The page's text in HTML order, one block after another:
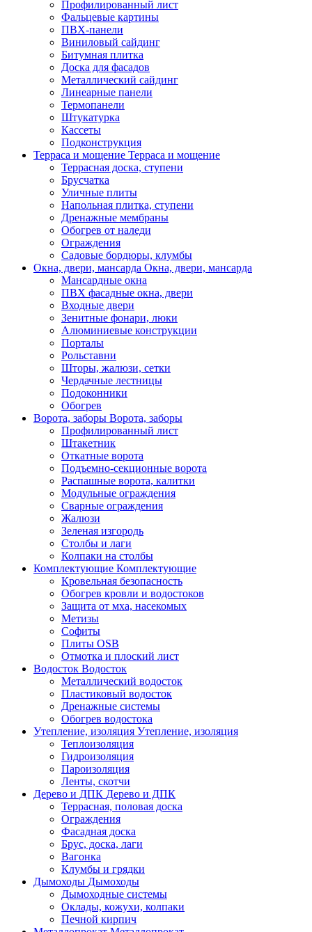
Профилированный лист
Фальцевые картины
ПВХ-панели
Виниловый сайдинг
Битумная плитка
Доска для фасадов
Металлический сайдинг
Линеарные панели
Термопанели
Штукатурка
Кассеты
Подконструкция
Терраса и мощение Терраса и мощение
Террасная доска, ступени
Брусчатка
Уличные плиты
Напольная плитка, ступени
Дренажные мембраны
Обогрев от наледи
Ограждения
Садовые бордюры, клумбы
Окна, двери, мансарда Окна, двери, мансарда
Мансардные окна
ПВХ фасадные окна, двери
Входные двери
Зенитные фонари, люки
Алюминиевые конструкции
Порталы
Рольставни
Шторы, жалюзи, сетки
Чердачные лестницы
Подоконники
Обогрев
Ворота, заборы Ворота, заборы
Профилированный лист
Штакетник
Откатные ворота
Подъемно-секционные ворота
Распашные ворота, калитки
Модульные ограждения
Сварные ограждения
Жалюзи
Зеленая изгородь
Столбы и лаги
Колпаки на столбы
Комплектующие Комплектующие
Кровельная безопасность
Обогрев кровли и водостоков
Защита от мха, насекомых
Метизы
Софиты
Плиты OSB
Отмотка и плоский лист
Водосток Водосток
Металлический водосток
Пластиковый водосток
Дренажные системы
Обогрев водостока
Утепление, изоляция Утепление, изоляция
Теплоизоляция
Гидроизоляция
Пароизоляция
Ленты, скотчи
Дерево и ДПК Дерево и ДПК
Террасная, половая доска
Ограждения
Фасадная доска
Брус, доска, лаги
Вагонка
Клумбы и грядки
Дымоходы Дымоходы
Дымоходные системы
Оклады, кожухи, колпаки
Печной кирпич